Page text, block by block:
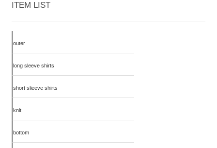
ITEM LIST
outer
long sleeve shirts
short slieeve shirts
knit
bottom